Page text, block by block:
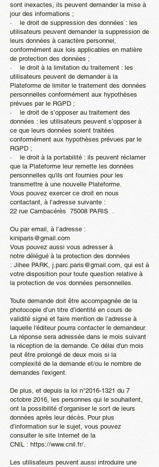
sont inexactes, ils peuvent demander la mise à
jour des informations ;
· le droit de suppression des données : les
utilisateurs peuvent demander la suppression de
leurs données à caractère personnel,
conformément aux lois applicables en matière
de protection des données ;
· le droit à la limitation du traitement : les
utilisateurs peuvent de demander à la
Plateforme de limiter le traitement des données
personnelles conformément aux hypothèses
prévues par le RGPD ;
· le droit de s’opposer au traitement des
données : les utilisateurs peuvent s’opposer à
ce que leurs données soient traitées
conformément aux hypothèses prévues par le
RGPD ;
· le droit à la portabilité : ils peuvent réclamer
que la Plateforme leur remette les données
personnelles qu'ils ont fournies pour les
transmettre à une nouvelle Plateforme.
Vous pouvez exercer ce droit en nous
contactant, à l’adresse suivante :
22 rue Cambacérès 75008 PARIS .
Ou par email, à l’adresse :
kiniparis@gmail.com
Vous pouvez aussi vous adresser à
notre délégué à la protection des données
: Jihee PARK, j.parc.paris@gmail.com, qui est à
votre disposition pour toute question relative à
la protection de vos données personnelles.
Toute demande doit être accompagnée de la
photocopie d’un titre d’identité en cours de
validité signé et faire mention de l’adresse à
laquelle l'éditeur pourra contacter le demandeur.
La réponse sera adressée dans le mois suivant
la réception de la demande. Ce délai d'un mois
peut être prolongé de deux mois si la
complexité de la demande et/ou le nombre de
demandes l'exigent.
De plus, et depuis la loi n°2016-1321 du 7
octobre 2016, les personnes qui le souhaitent,
ont la possibilité d’organiser le sort de leurs
données après leur décès. Pour plus
d’information sur le sujet, vous pouvez
consulter le site Internet de la
CNIL : https://www.cnil.fr/.
Les utilisateurs peuvent aussi introduire une